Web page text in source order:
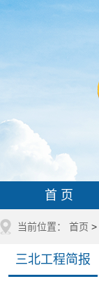
首 页
当前位置： 首页 >
三北工程简报